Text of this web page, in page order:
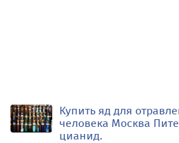
Купить яд для
человека Москва
цианид.